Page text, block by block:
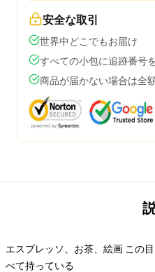
安全な取引
世界中どこでもお届け
すべての小包に追跡番号
商品が届かない場合は全
エスプレッソ、お茶、絵画 この
べて持っている